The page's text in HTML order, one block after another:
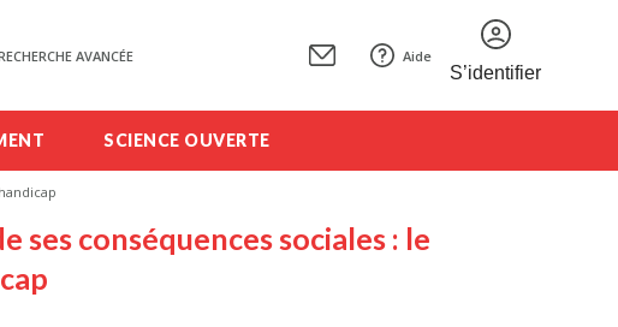
AVANCÉE Aide
S’identifier
SCIENCE OUVERTE
conséquences sociales : le